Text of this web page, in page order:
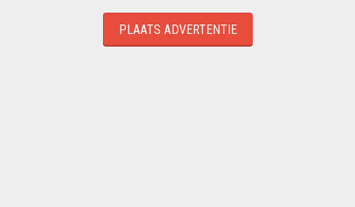
PLAATS ADVERTENTIE